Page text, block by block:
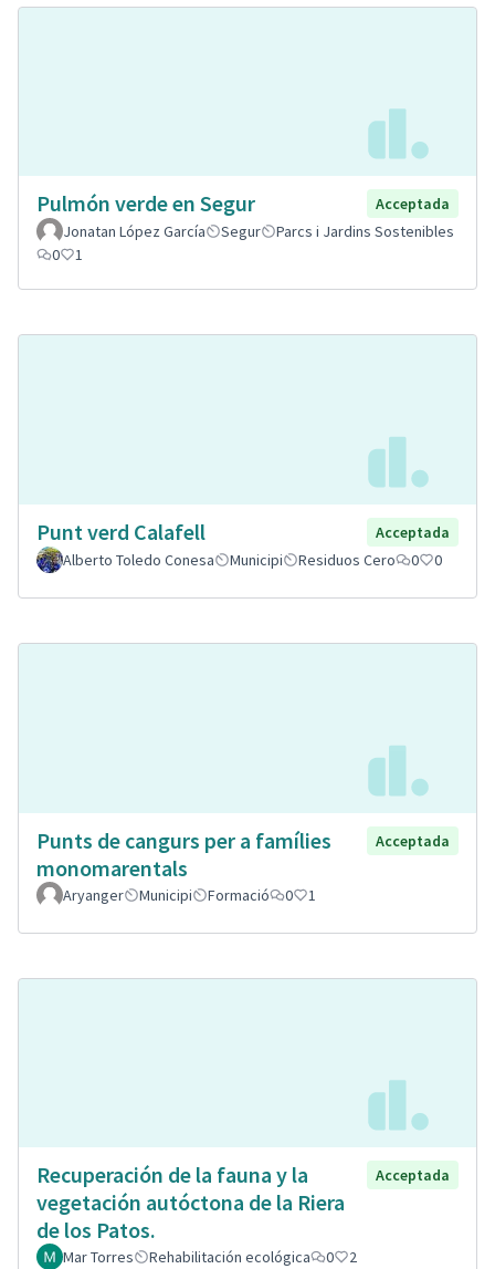
Pulmón verde en Segur
Acceptada
Jonatan López García
Segur
Parcs i Jardins Sostenibles
0
1
Punt verd Calafell
Acceptada
Alberto Toledo Conesa
Municipi Residuos Cero 0 0
Punts de cangurs per a famílies
monomarentals
Acceptada
Aryanger Municipi Formació 0 1
Recuperación de la fauna y la
vegetación autóctona de la Riera
de los Patos.
Acceptada
Mar Torres Rehabilitación ecológica 0 2